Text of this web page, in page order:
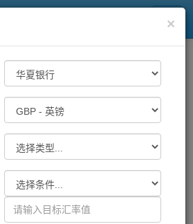
汇率提醒
中国银联汇率提醒
条件 提醒方式 删除
×